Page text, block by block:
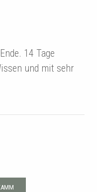
14 Tage
und mit sehr